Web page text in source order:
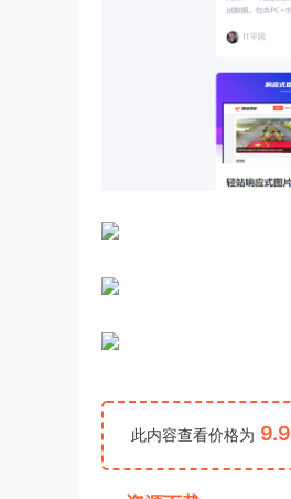
此内容查看价格为 9.9